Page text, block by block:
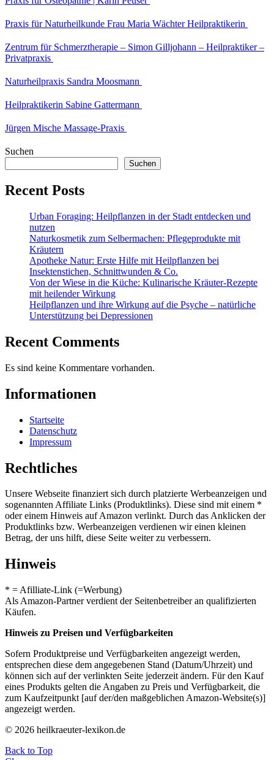
Praxis für Naturheilkunde Frau Maria Wächter Heilpraktikerin
Zentrum für Schmerztherapie – Simon Gilljohann – Heilpraktiker –
Privatpraxis
Naturheilpraxis Sandra Moosmann
Heilpraktikerin Sabine Gattermann
Jürgen Mische Massage-Praxis
Suchen
Suchen
Recent Posts
Urban Foraging: Heilpflanzen in der Stadt entdecken und
nutzen
Naturkosmetik zum Selbermachen: Pflegeprodukte mit
Kräutern
Apotheke Natur: Erste Hilfe mit Heilpflanzen bei
Insektenstichen, Schnittwunden & Co.
Von der Wiese in die Küche: Kulinarische Kräuter-Rezepte
mit heilender Wirkung
Heilpflanzen und ihre Wirkung auf die Psyche – natürliche
Unterstützung bei Depressionen
Recent Comments
Es sind keine Kommentare vorhanden.
Informationen
Startseite
Datenschutz
Impressum
Rechtliches
Unsere Webseite finanziert sich durch platzierte Werbeanzeigen und
sogenannten Affiliate Links (Produktlinks). Diese sind mit einem *
oder einem Hinweis auf Amazon verlinkt. Durch das Anklicken der
Produktlinks bzw. Werbeanzeigen verdienen wir einen kleinen
Betrag, der uns hilft, diese Seite weiter zu verbessern.
Hinweis
* = Afilliate-Link (=Werbung)
Als Amazon-Partner verdient der Seitenbetreiber an qualifizierten
Käufen.
Hinweis zu Preisen und Verfügbarkeiten
Sofern Produktpreise und Verfügbarkeiten angezeigt werden,
entsprechen diese dem angegebenen Stand (Datum/Uhrzeit) und
können sich auf der verlinkten Seite jederzeit ändern. Für den Kauf
eines Produkts gelten die Angaben zu Preis und Verfügbarkeit, die
zum Kaufzeitpunkt [auf der/den maßgeblichen Amazon-Website(s)]
angezeigt werden.
© 2026 heilkraeuter-lexikon.de
Back to Top